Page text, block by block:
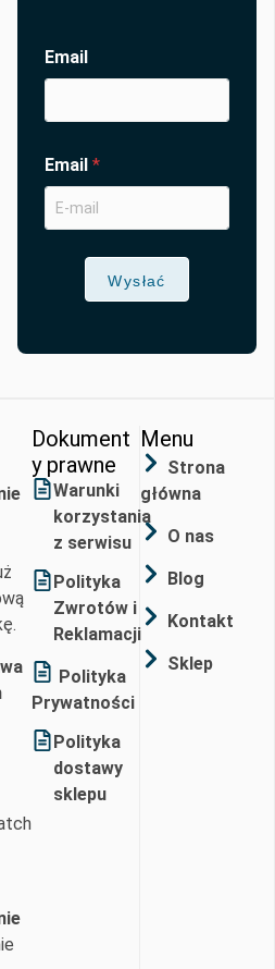
Email
Email*
Wysłać
Dokument
y prawne
Warunki
korzystania
z serwisu
Polityka
Zwrotów i
Reklamacji
Polityka
Prywatności
Polityka
dostawy
sklepu
Menu
Strona
główna
O nas
Blog
Kontakt
Sklep